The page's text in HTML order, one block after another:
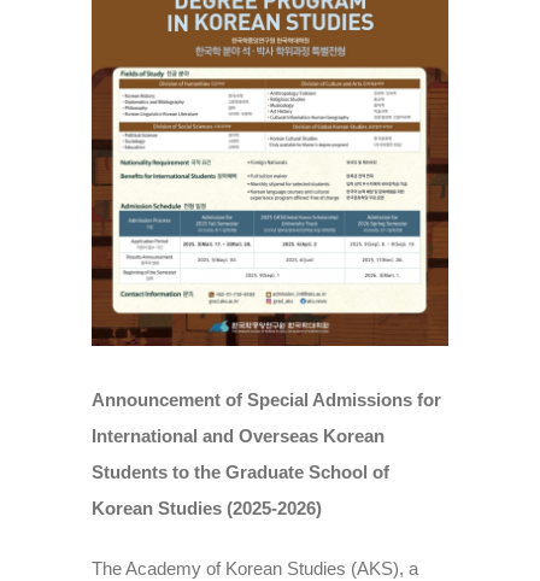
Announcement of Special Admissions for
International and Overseas Korean
Students to the Graduate School of
Korean Studies (2025-2026)
The Academy of Korean Studies (AKS), a